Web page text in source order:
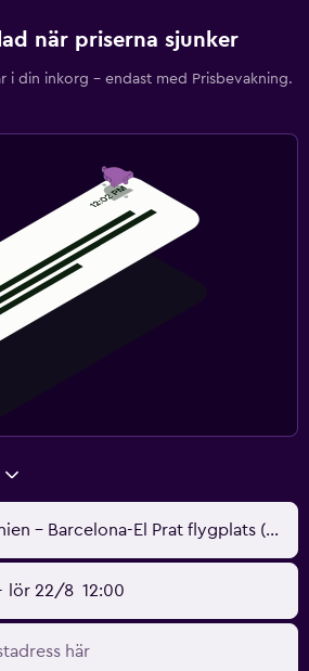
när priserna sjunker
i din inkorg – endast med Prisbevakning.
Barcelona, Spanien - Barcelona-El Prat flygplats (BCN)
lör 22/8 12:00